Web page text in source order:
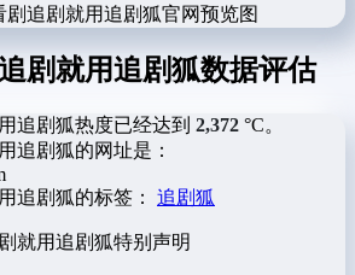
剧追剧就用追剧狐官网预览图
剧就用追剧狐数据评估
追剧狐热度已经达到 2,372 °C。
追剧狐的网址是：
追剧狐的标签： 追剧狐
就用追剧狐特别声明